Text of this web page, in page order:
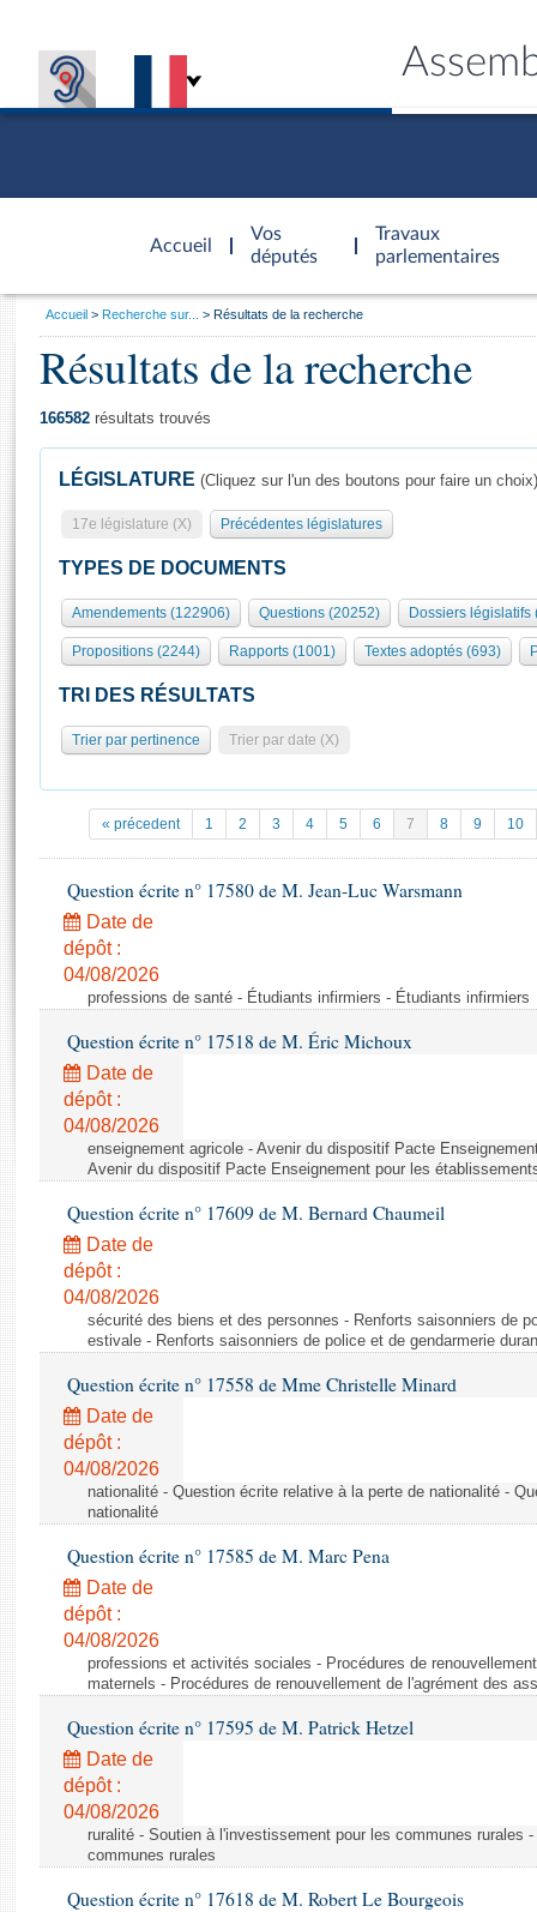
Accueil
d'accueil
Vos
députés
Travaux
parlementaires
Présidence
577 députés
Groupes politiques
Séance publique
Commissions et autres organes
Europe et International
Pétitions
Projets de loi
Propositions de loi
Amendements
Textes adoptés
Rapports d'information
Rapports d'enquête
Rapports législatifs
Baromètre de l’application des lois
Dossiers législatifs
Budget et sécurité sociale
Questions écrites et orales
Comptes rendus des débats
Général
Rôle et pouvoirs de l'Assemblée
Organisation de l'Assemblée
Présidence Conférence des Présidents Bureau Collège des
Statistiques et chiffres clés
Documents de référence
( Constitution | Règlement de l'Assemblée ... )
Histoire
Juniors
Anciennes législatures
Liens vers les sites publics
Visiter l'Assemblée
Visite virtuelle du palais Bourbon
Assister à une séance
La Bibliothèque
Contacts et plan d'accès
Photos libres de droit
Vous
Accueil Recherche sur... Résultats de la recherche
Résultats de la recherche
166582 résultats trouvés
LÉGISLATURE (Cliquez sur l'un des boutons pour faire un choix)
17e législature (X) Précédentes législatures
TYPES DE DOCUMENTS
Amendements (122906) Questions (20252) Dossiers législatifs
Propositions (2244) Rapports (1001) Textes adoptés (693)
TRI DES RÉSULTATS
Trier par pertinence Trier par date (X)
« précedent 1 2 3 4 5 6 7 8 9 10
Question écrite n° 17580 de M. Jean-Luc Warsmann
Date de
dépôt :
04/08/2026
professions de santé - Étudiants infirmiers - Étudiants infirmiers
Question écrite n° 17518 de M. Éric Michoux
Date de
dépôt :
04/08/2026
enseignement agricole - Avenir du dispositif Pacte
Avenir du dispositif Pacte Enseignement pour les
Question écrite n° 17609 de M. Bernard Chaumeil
Date de
dépôt :
04/08/2026
sécurité des biens et des personnes - Renforts saisonniers de
estivale - Renforts saisonniers de police et de gendarmerie
Question écrite n° 17558 de Mme Christelle Minard
Date de
dépôt :
04/08/2026
nationalité - Question écrite relative à la perte de nationalité -
nationalité
Question écrite n° 17585 de M. Marc Pena
Date de
dépôt :
04/08/2026
professions et activités sociales - Procédures de
maternels - Procédures de renouvellement de l'agrément des
Question écrite n° 17595 de M. Patrick Hetzel
Date de
dépôt :
04/08/2026
ruralité - Soutien à l'investissement pour les communes rurales
communes rurales
Question écrite n° 17618 de M. Robert Le Bourgeois